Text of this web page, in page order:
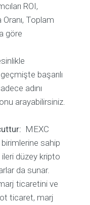
ROI,
Toplam
göre
başarılı
adını
arayabilirsiniz.
MEXC
sahip
düzey kripto
da sunar.
ticaretini ve
ticaret, marj